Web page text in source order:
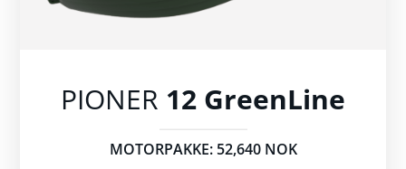
PIONER 12 GreenLine
MOTORPAKKE: 52,640 NOK